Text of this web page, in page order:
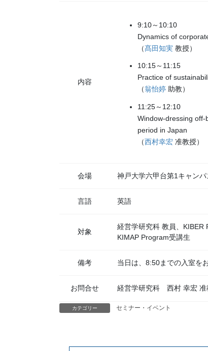
内容
9:10～10:10
Dynamics of
（髙田知実 教授）
10:15～11:15
Practice of
（翁怡婷 助教）
11:25～12:10
Window-dressing
period in Japan
（西村幸宏 准教授）
会場 神戸大学六甲台第1キャン
言語 英語
対象
経営学研究科 教員、KIBER
KIMAP Program受講生
備考 当日は、8:50までの入室を
お問合せ 経営学研究科 西村 幸宏 准
カテゴリー セミナー・イベント